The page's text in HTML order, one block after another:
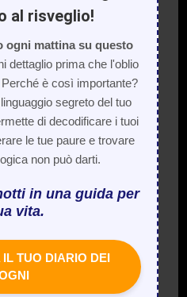
al risveglio!
ogni mattina su questo
dettaglio prima che l'oblio
è così importante?
segreto del tuo
di decodificare i tuoi
le tue paure e trovare
non può darti.
in una guida per
vita.
IL TUO DIARIO DEI